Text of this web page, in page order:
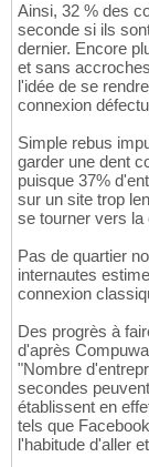
Ainsi, 32 % des
seconde si ils
dernier. Encore
et sans
l'idée de se
connexion
Simple rebus
garder une dent
puisque 37%
sur un site trop
se tourner vers la
Pas de quartier
internautes
connexion
Des progrès à
d'après
"Nombre
secondes
établissent en
tels que
l'habitude d'aller